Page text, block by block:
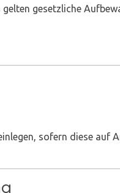
gesetzliche
sofern diese auf